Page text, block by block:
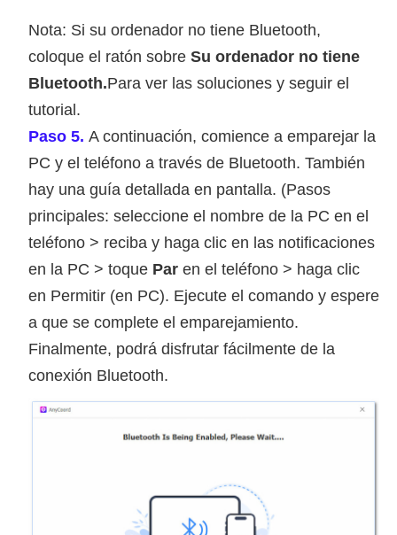
Nota: Si su ordenador no tiene Bluetooth,
coloque el ratón sobre Su ordenador no tiene
Bluetooth.Para ver las soluciones y seguir el
tutorial.
Paso 5. A continuación, comience a emparejar la
PC y el teléfono a través de Bluetooth. También
hay una guía detallada en pantalla. (Pasos
principales: seleccione el nombre de la PC en el
teléfono > reciba y haga clic en las notificaciones
en la PC > toque Par en el teléfono > haga clic
en Permitir (en PC). Ejecute el comando y espere
a que se complete el emparejamiento.
Finalmente, podrá disfrutar fácilmente de la
conexión Bluetooth.